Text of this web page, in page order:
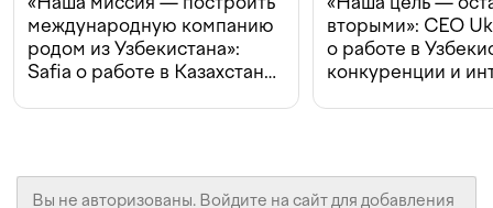
международную компанию
родом из Узбекистана»:
Safia о работе в Казахстане,
вторыми»: CEO
о работе в
конкуренции и